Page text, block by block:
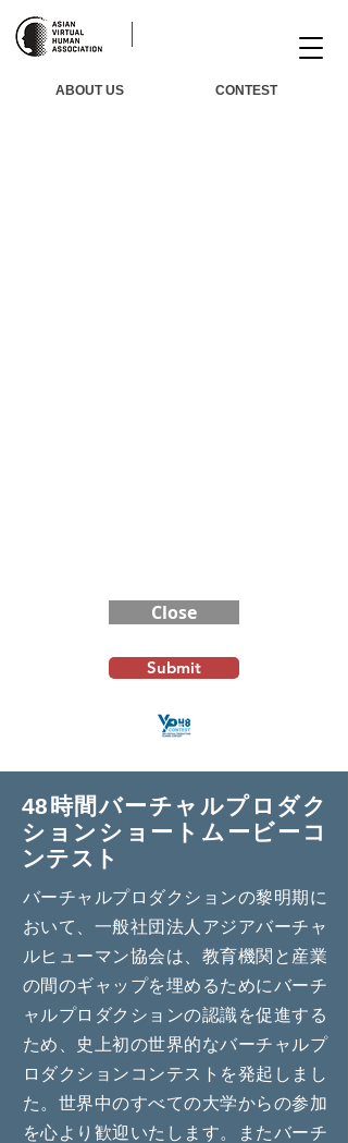
ABOUT US CONTEST
Close
Submit
48時間バーチャルプロダク
ションショートムービーコ
ンテスト
バーチャルプロダクションの黎明期に
おいて、一般社団法人アジアバーチャ
ルヒューマン協会は、教育機関と産業
の間のギャップを埋めるためにバーチ
ャルプロダクションの認識を促進する
ため、史上初の世界的なバーチャルプ
ロダクションコンテストを発起しまし
た。世界中のすべての大学からの参加
を心より歓迎いたします。またバーチ